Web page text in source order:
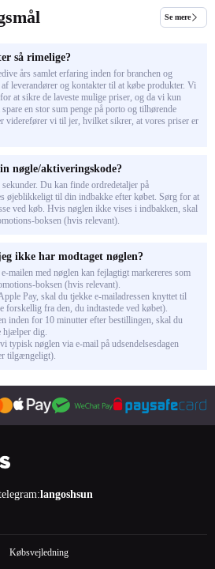
Se mere
så rimelige?
års samlet erfaring inden for branchen og
leverandører og kontakter til at købe produkter. Vi
at sikre de laveste mulige priser, og da vi kun
en stor sum penge på porto og tilhørende
viderefører vi til jer, hvilket sikrer, at vores priser er
nøgle/aktiveringskode?
Du kan finde ordredetaljer på
øjeblikkeligt til din indbakke efter købet. Sørg for at
ved køb. Hvis nøglen ikke vises i indbakken, skal
boksen (hvis relevant).
ikke har modtaget nøglen?
mailen med nøglen kan fejlagtigt markereres som
boksen (hvis relevant).
Pay, skal du tjekke e-mailadressen knyttet til
forskellig fra den, du indtastede ved købet).
inden for 10 minutter efter bestillingen, skal du
hjælper dig.
typisk nøglen via e-mail på udsendelsesdagen
tilgængeligt).
langoshsun
Købsvejledning